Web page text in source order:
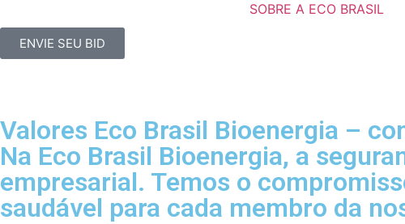
SOBRE A ECO BRASIL
ENVIE SEU BID
Valores Eco Brasil Bioenergia –
Na Eco Brasil Bioenergia, a
empresarial. Temos o
saudável para cada membro da